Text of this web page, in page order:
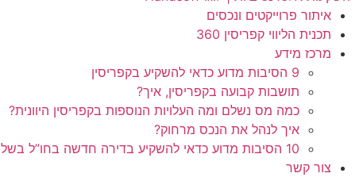
איתור פרוייקטים ונכסים
תכנית הליווי קפריסין 360
מרכז מידע
9 הסיבות מדוע כדאי להשקיע בקפריסין
תושבות קבועה בקפריסין, איך?
כמה מס נשלם ומה העלויות הנוספות בקפריסין היוונית?
איך לנהל את הנכס מרחוק?
10 הסיבות מדוע כדאי להשקיע בדירה חדשה בחו”ל בשלב הפריסייל
צור קשר